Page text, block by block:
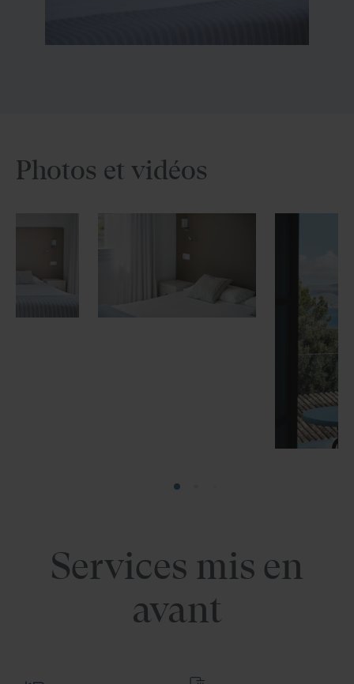
Photos et vidéos
Services mis en
avant